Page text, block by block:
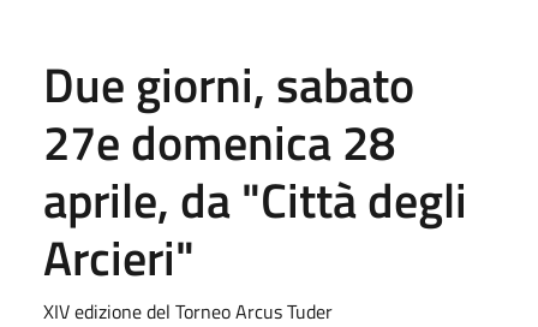
Due giorni, sabato
27e domenica 28
aprile, da "Città degli
Arcieri"
XIV edizione del Torneo Arcus Tuder